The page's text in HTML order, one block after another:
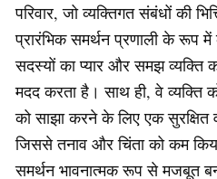
परिवार, जो व्यक्तिगत संबंधों की
प्रारंभिक समर्थन प्रणाली के रूप में
सदस्यों का प्यार और समझ व्यक्ति
मदद करता है। साथ ही, वे व्यक्ति
को साझा करने के लिए एक सुरक्षित
जिससे तनाव और चिंता को कम
समर्थन भावनात्मक रूप से मजबूत